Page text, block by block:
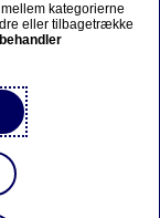
er
under
kategorierne
eller tilbagetrække